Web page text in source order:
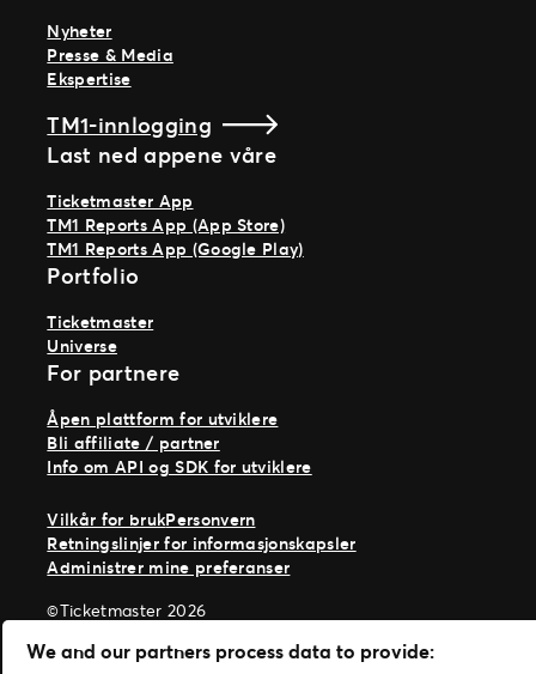
Nyheter
Presse & Media
Ekspertise
TM1-innlogging
Last ned appene våre
Ticketmaster App
TM1 Reports App (App Store)
TM1 Reports App (Google Play)
Portfolio
Ticketmaster
Universe
For partnere
Åpen plattform for utviklere
Bli affiliate / partner
Info om API og SDK for utviklere
Vilkår for brukPersonvern
Retningslinjer for informasjonskapsler
Administrer mine preferanser
©Ticketmaster 2026
Norway
We and our partners process data to provide: